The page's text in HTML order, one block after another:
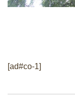
[ad#co-1]